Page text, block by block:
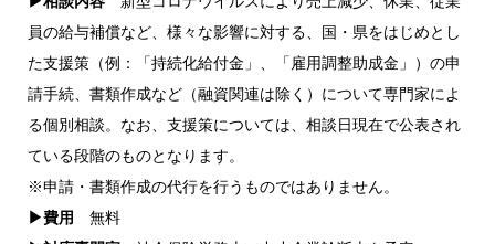
員の給与補償など、様々な影響に対する、国・県をはじめとし
た支援策（例：「持続化給付金」、「雇用調整助成金」）の申
請手続、書類作成など（融資関連は除く）について専門家によ
る個別相談。なお、支援策については、相談日現在で公表され
ている段階のものとなります。
※申請・書類作成の代行を行うものではありません。
▶費用
無料